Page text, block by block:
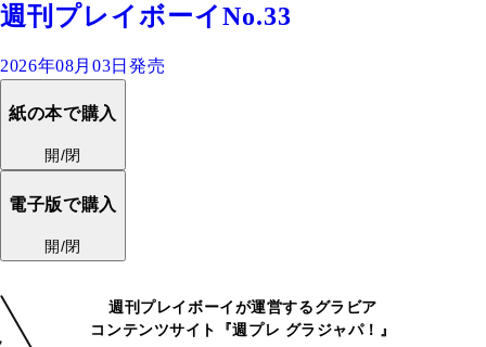
週刊プレイボーイNo.33
2026年08月03日発売
紙の本で購入
開/閉
電子版で購入
開/閉
週刊プレイボーイが運営するグラビア
コンテンツサイト『週プレ グラジャパ！』